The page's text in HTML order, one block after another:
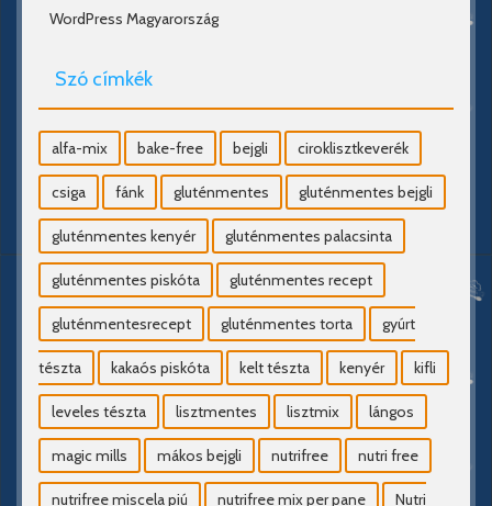
WordPress Magyarország
Szó címkék
alfa-mix bake-free bejgli ciroklisztkeverék
csiga fánk gluténmentes gluténmentes bejgli
gluténmentes kenyér gluténmentes palacsinta
gluténmentes piskóta gluténmentes recept
gluténmentesrecept gluténmentes torta gyúrt
tészta kakaós piskóta kelt tészta kenyér kifli
leveles tészta lisztmentes lisztmix lángos
magic mills mákos bejgli nutrifree nutri free
nutrifree miscela piú nutrifree mix per pane Nutri